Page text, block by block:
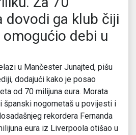
dovodi ga klub čiji
debi u
u Mančester Junajted, pišu
dodajući kako je posao
od 70 milijuna eura. Morata
španski nogometaš u povijesti i
rekordera Fernanda
eura iz Liverpoola otišao u